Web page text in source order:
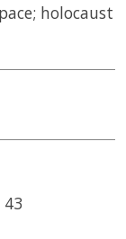
holocaust
43